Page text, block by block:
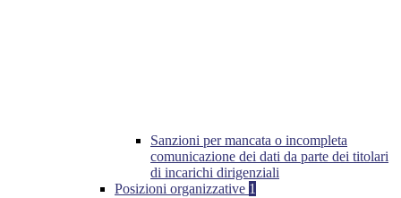
Sanzioni per mancata o incompleta
comunicazione dei dati da parte dei titolari
di incarichi dirigenziali
Posizioni organizzative 1